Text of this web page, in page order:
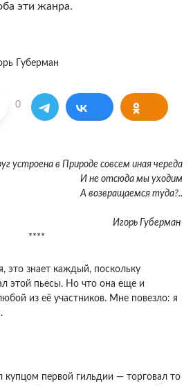
эти жанра.
0
устроена в Природе совсем иная череда
И не отсюда мы уходим
А возвращаемся туда?..
Игорь Губерман
****
это знает каждый, поскольку
этой пьесы. Но что она еще и
из её участников. Мне повезло: я
первой гильдии — торговал то